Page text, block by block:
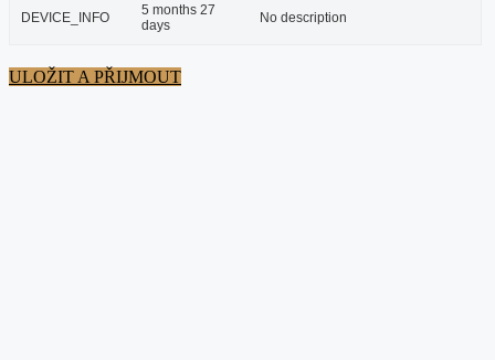
DEVICE_INFO
5 months 27
days
No description
ULOŽIT A PŘIJMOUT